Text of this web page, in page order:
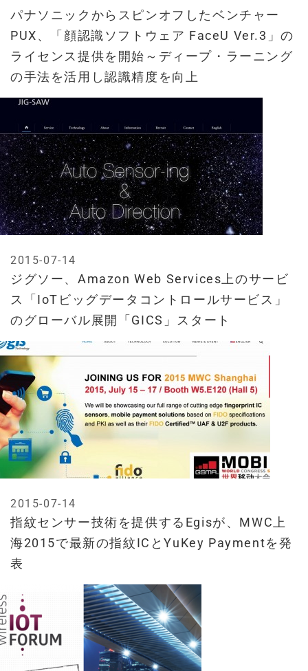
パナソニックからスピンオフしたベンチャー
PUX、「顔認識ソフトウェア FaceU Ver.3」の
ライセンス提供を開始～ディープ・ラーニング
の手法を活用し認識精度を向上
ジグソー、Amazon Web Services上のサービ
ス「IoTビッグデータコントロールサービス」
のグローバル展開「GICS」スタート
2015-07-14
指紋センサー技術を提供するEgisが、MWC上
海2015で最新の指紋ICとYuKey Paymentを発
表
2015-07-14